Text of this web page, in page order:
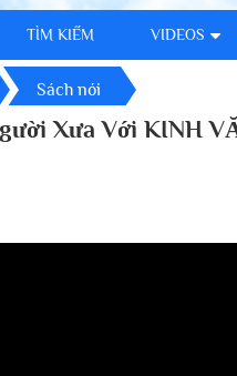
TÌM KIẾM VIDEOS
Sách nói
Xưa Với KINH